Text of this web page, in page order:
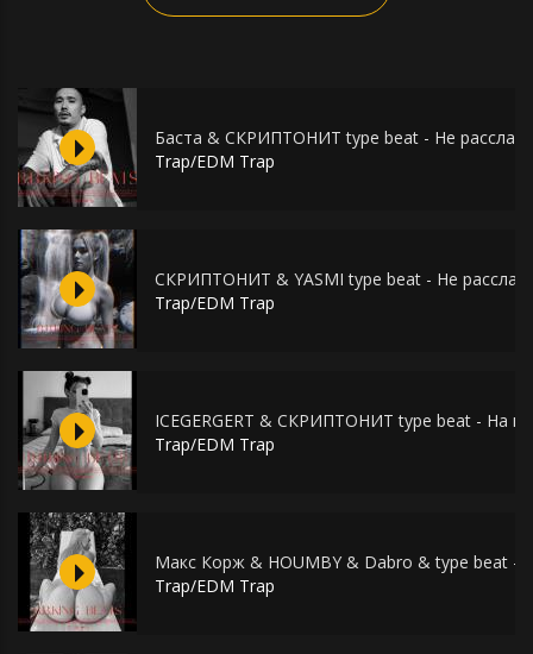
Баста & СКРИПТОНИТ type beat - Не
Trap/EDM Trap
СКРИПТОНИТ & YASMI type beat - Не
Trap/EDM Trap
ICEGERGERT & СКРИПТОНИТ type beat - На
Trap/EDM Trap
Макс Корж & HOUMBY & Dabro & type beat -
Trap/EDM Trap